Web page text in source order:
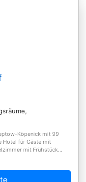
Köpenick mit 99
Hotel für Gäste mit
mit Frühstück...